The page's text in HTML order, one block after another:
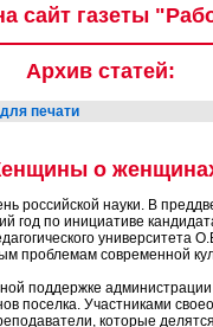
сайт газеты
Архив статей:
печати
о
российской науки. В
год по инициативе
университета
проблемам современной
поддержке
поселка. Участниками
которые